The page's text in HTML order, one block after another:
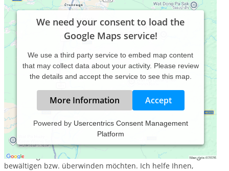
We need your consent to load the
Google Maps service!
We use a third party service to embed map content
that may collect data about your activity. Please review
the details and accept the service to see this map.
More Information Accept
Powered by Usercentrics Consent Management
Platform
Ich biete Ihnen - als Paar oder Einzelperson - professionelle
Unterstützung, wenn Sie Beziehungsprobleme, eine
Beziehungskrise oder auch andere belastende Erfahrungen
bewältigen bzw. überwinden möchten. Ich helfe Ihnen,